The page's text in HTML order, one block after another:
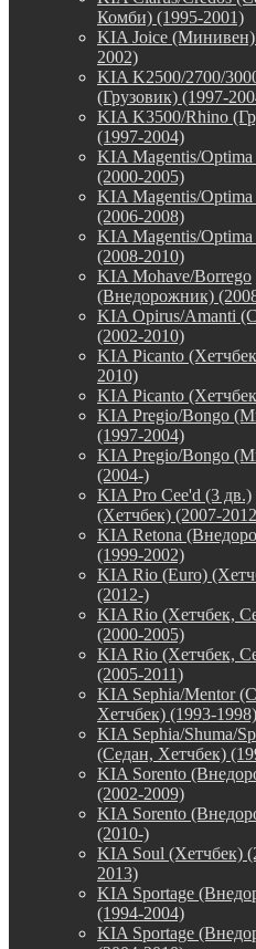
Комби) (1995-2001)
KIA Joice (Минивен)
2002)
KIA K2500/2700/
(Грузовик) (1997-
KIA K3500/Rhino
(1997-2004)
KIA Magentis/
(2000-2005)
KIA Magentis/
(2006-2008)
KIA Magentis/
(2008-2010)
KIA Mohave/Borrego
(Внедорожник)
KIA Opirus/Amanti
(2002-2010)
KIA Picanto
2010)
KIA Picanto
KIA Pregio/Bongo
(1997-2004)
KIA Pregio/Bongo
(2004-)
KIA Pro Cee'd (3 дв.)
(Хетчбек) (2007-
KIA Retona
(1999-2002)
KIA Rio (Euro)
(2012-)
KIA Rio (Хетчбек,
(2000-2005)
KIA Rio (Хетчбек,
(2005-2011)
KIA Sephia/Mentor
Хетчбек) (1993-1998)
KIA Sephia/Shuma/
(Седан, Хетчбек)
KIA Sorento
(2002-2009)
KIA Sorento
(2010-)
KIA Soul (Хетчбек)
2013)
KIA Sportage
(1994-2004)
KIA Sportage